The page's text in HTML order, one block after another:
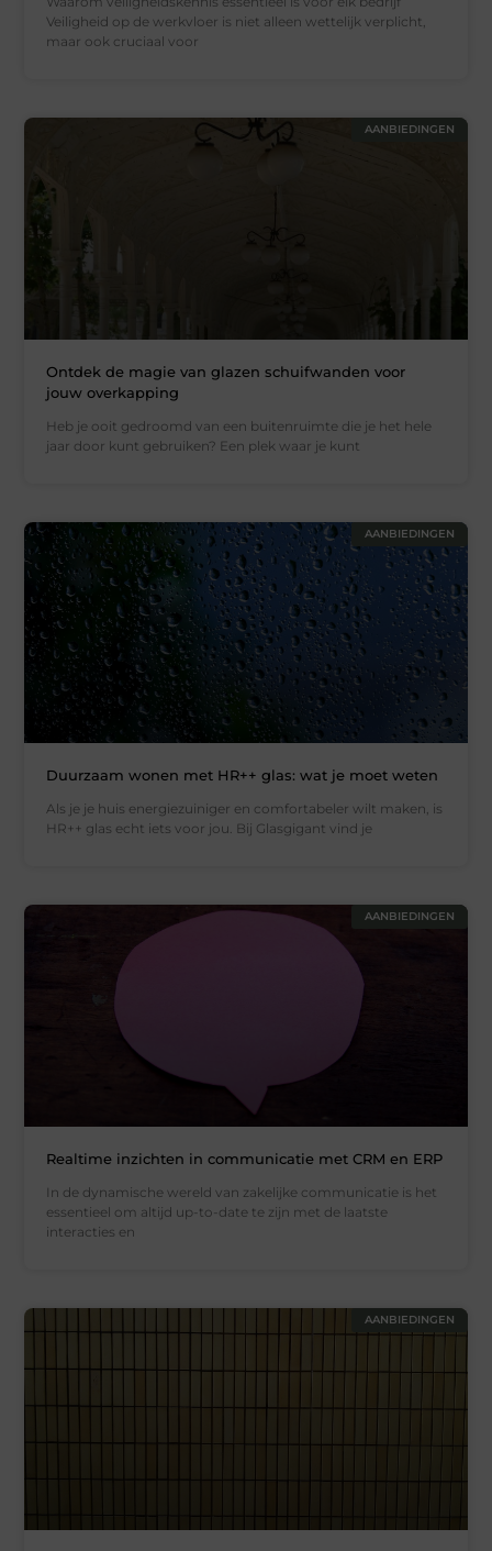
Veiligheid op de werkvloer is niet alleen wettelijk verplicht,
maar ook cruciaal voor
AANBIEDINGEN
Ontdek de magie van glazen schuifwanden voor
jouw overkapping
Heb je ooit gedroomd van een buitenruimte die je het hele
jaar door kunt gebruiken? Een plek waar je kunt
AANBIEDINGEN
Duurzaam wonen met HR++ glas: wat je moet weten
Als je je huis energiezuiniger en comfortabeler wilt maken, is
HR++ glas echt iets voor jou. Bij Glasgigant vind je
AANBIEDINGEN
Realtime inzichten in communicatie met CRM en ERP
In de dynamische wereld van zakelijke communicatie is het
essentieel om altijd up-to-date te zijn met de laatste
interacties en
AANBIEDINGEN